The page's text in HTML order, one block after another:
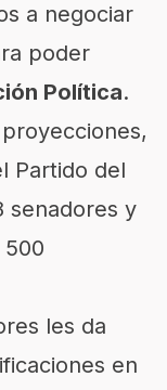
a negociar
poder
Política.
Partido del
senadores y
les da
en